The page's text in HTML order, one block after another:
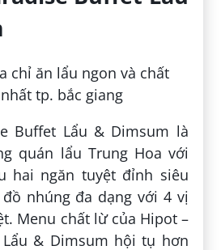
Buffet Lẩu & Dimsum là
quán lẩu Trung Hoa với
hai ngăn tuyệt đỉnh siêu
nhúng đa dạng với 4 vị
Menu chất lừ của Hipot –
Lẩu & Dimsum hội tụ hơn